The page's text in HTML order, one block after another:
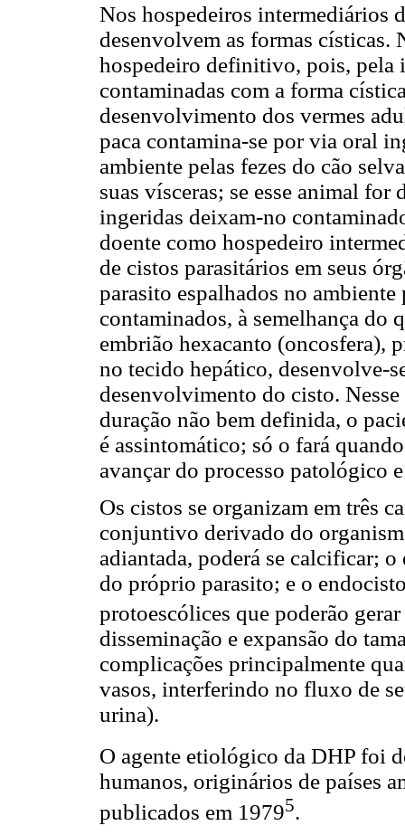
Nos hospedeiros intermediários
desenvolvem as formas císticas.
hospedeiro definitivo, pois, pela
contaminadas com a forma
desenvolvimento dos vermes
paca contamina-se por via oral
ambiente pelas fezes do cão
suas vísceras; se esse animal
ingeridas deixam-no
doente como hospedeiro
de cistos parasitários em seus
parasito espalhados no
contaminados, à semelhança do
embrião hexacanto (oncosfera),
no tecido hepático, desenvolve-
desenvolvimento do cisto.
duração não bem definida, o
é assintomático; só o fará
avançar do processo patológico
Os cistos se organizam em três
conjuntivo derivado do
adiantada, poderá se calcificar;
do próprio parasito; e o
protoescólices que poderão
disseminação e expansão do
complicações principalmente
vasos, interferindo no fluxo de
urina).
O agente etiológico da DHP foi
humanos, originários de países
publicados em 19795.